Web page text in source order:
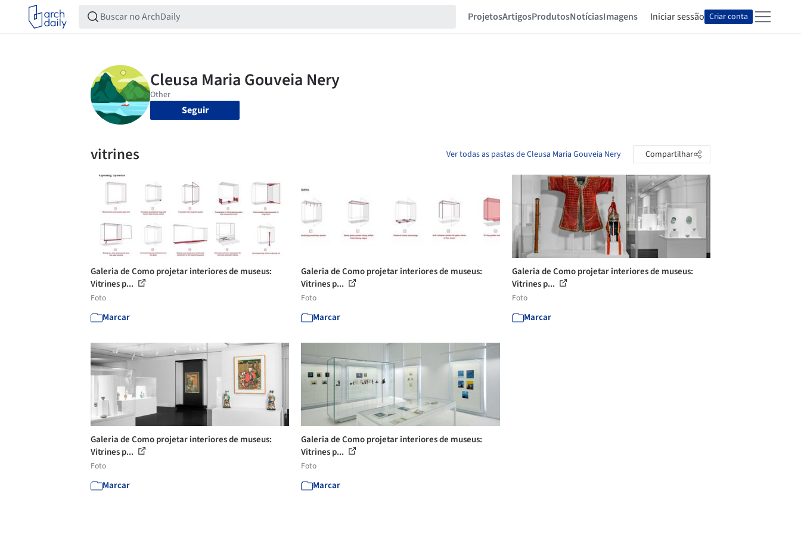
ProjetosArtigosProdutosNotíciasImagens Iniciar sessão Criar conta
Seguir
vitrines Ver todas as pastas de Cleusa Maria Gouveia Nery Compartilhar
Galeria de Como projetar interiores de museus:
Vitrines p...
Foto
Marcar
Galeria de Como projetar interiores de museus:
Vitrines p...
Foto
Marcar
Galeria de Como projetar interiores de museus:
Vitrines p...
Foto
Marcar
Galeria de Como projetar interiores de museus:
Vitrines p...
Foto
Marcar
Galeria de Como projetar interiores de museus:
Vitrines p...
Foto
Marcar